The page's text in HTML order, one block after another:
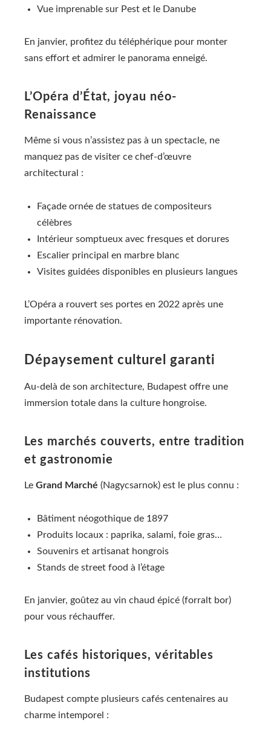
Vue imprenable sur Pest et le Danube
En janvier, profitez du téléphérique pour monter
sans effort et admirer le panorama enneigé.
L’Opéra d’État, joyau néo-
Renaissance
Même si vous n’assistez pas à un spectacle, ne
manquez pas de visiter ce chef-d’œuvre
architectural :
Façade ornée de statues de compositeurs
célèbres
Intérieur somptueux avec fresques et dorures
Escalier principal en marbre blanc
Visites guidées disponibles en plusieurs langues
L’Opéra a rouvert ses portes en 2022 après une
importante rénovation.
Dépaysement culturel garanti
Au-delà de son architecture, Budapest offre une
immersion totale dans la culture hongroise.
Les marchés couverts, entre tradition
et gastronomie
Le Grand Marché (Nagycsarnok) est le plus connu :
Bâtiment néogothique de 1897
Produits locaux : paprika, salami, foie gras…
Souvenirs et artisanat hongrois
Stands de street food à l’étage
En janvier, goûtez au vin chaud épicé (forralt bor)
pour vous réchauffer.
Les cafés historiques, véritables
institutions
Budapest compte plusieurs cafés centenaires au
charme intemporel :